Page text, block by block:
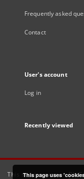
Frequently asked
Contact
User's account
Log in
Recently viewed
This service runs on
This page uses